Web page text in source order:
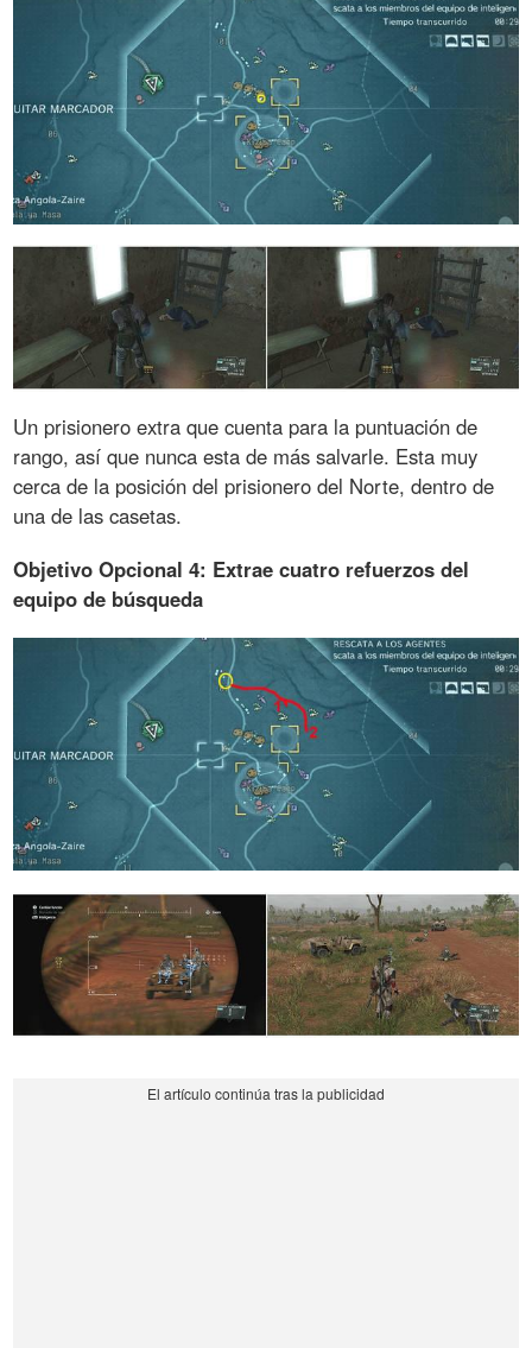
Un prisionero extra que cuenta para la puntuación de
rango, así que nunca esta de más salvarle. Esta muy
cerca de la posición del prisionero del Norte, dentro de
una de las casetas.
Objetivo Opcional 4: Extrae cuatro refuerzos del
equipo de búsqueda